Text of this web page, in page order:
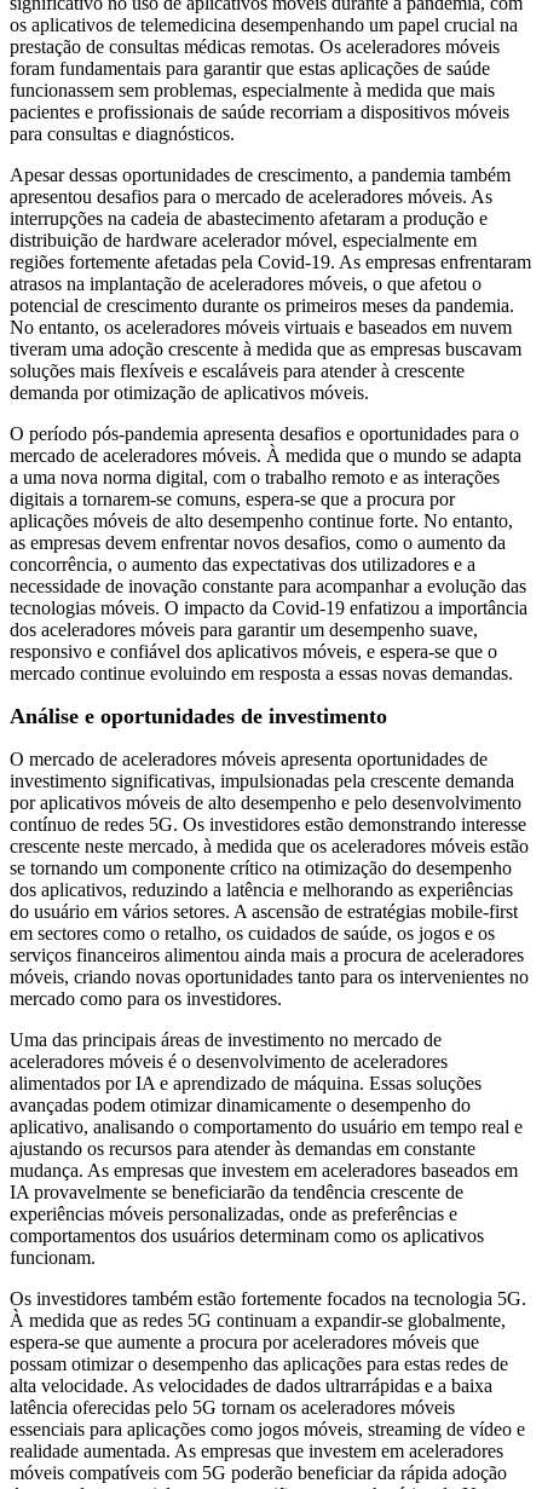
os aplicativos de telemedicina desempenhando um papel crucial na
prestação de consultas médicas remotas. Os aceleradores móveis
foram fundamentais para garantir que estas aplicações de saúde
funcionassem sem problemas, especialmente à medida que mais
pacientes e profissionais de saúde recorriam a dispositivos móveis
para consultas e diagnósticos.
Apesar dessas oportunidades de crescimento, a pandemia também
apresentou desafios para o mercado de aceleradores móveis. As
interrupções na cadeia de abastecimento afetaram a produção e
distribuição de hardware acelerador móvel, especialmente em
regiões fortemente afetadas pela Covid-19. As empresas enfrentaram
atrasos na implantação de aceleradores móveis, o que afetou o
potencial de crescimento durante os primeiros meses da pandemia.
No entanto, os aceleradores móveis virtuais e baseados em nuvem
tiveram uma adoção crescente à medida que as empresas buscavam
soluções mais flexíveis e escaláveis ​​para atender à crescente
demanda por otimização de aplicativos móveis.
O período pós-pandemia apresenta desafios e oportunidades para o
mercado de aceleradores móveis. À medida que o mundo se adapta
a uma nova norma digital, com o trabalho remoto e as interações
digitais a tornarem-se comuns, espera-se que a procura por
aplicações móveis de alto desempenho continue forte. No entanto,
as empresas devem enfrentar novos desafios, como o aumento da
concorrência, o aumento das expectativas dos utilizadores e a
necessidade de inovação constante para acompanhar a evolução das
tecnologias móveis. O impacto da Covid-19 enfatizou a importância
dos aceleradores móveis para garantir um desempenho suave,
responsivo e confiável dos aplicativos móveis, e espera-se que o
mercado continue evoluindo em resposta a essas novas demandas.
Análise e oportunidades de investimento
O mercado de aceleradores móveis apresenta oportunidades de
investimento significativas, impulsionadas pela crescente demanda
por aplicativos móveis de alto desempenho e pelo desenvolvimento
contínuo de redes 5G. Os investidores estão demonstrando interesse
crescente neste mercado, à medida que os aceleradores móveis estão
se tornando um componente crítico na otimização do desempenho
dos aplicativos, reduzindo a latência e melhorando as experiências
do usuário em vários setores. A ascensão de estratégias mobile-first
em sectores como o retalho, os cuidados de saúde, os jogos e os
serviços financeiros alimentou ainda mais a procura de aceleradores
móveis, criando novas oportunidades tanto para os intervenientes no
mercado como para os investidores.
Uma das principais áreas de investimento no mercado de
aceleradores móveis é o desenvolvimento de aceleradores
alimentados por IA e aprendizado de máquina. Essas soluções
avançadas podem otimizar dinamicamente o desempenho do
aplicativo, analisando o comportamento do usuário em tempo real e
ajustando os recursos para atender às demandas em constante
mudança. As empresas que investem em aceleradores baseados em
IA provavelmente se beneficiarão da tendência crescente de
experiências móveis personalizadas, onde as preferências e
comportamentos dos usuários determinam como os aplicativos
funcionam.
Os investidores também estão fortemente focados na tecnologia 5G.
À medida que as redes 5G continuam a expandir-se globalmente,
espera-se que aumente a procura por aceleradores móveis que
possam otimizar o desempenho das aplicações para estas redes de
alta velocidade. As velocidades de dados ultrarrápidas e a baixa
latência oferecidas pelo 5G tornam os aceleradores móveis
essenciais para aplicações como jogos móveis, streaming de vídeo e
realidade aumentada. As empresas que investem em aceleradores
móveis compatíveis com 5G poderão beneficiar da rápida adoção